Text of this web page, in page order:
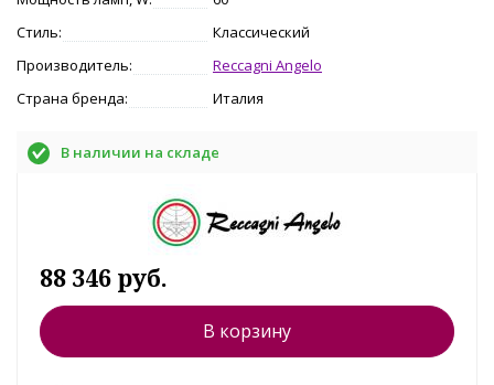
Стиль:
Классический
Производитель:
Reccagni Angelo
Страна бренда:
Италия
В наличии на складе
88 346 руб.
В корзину